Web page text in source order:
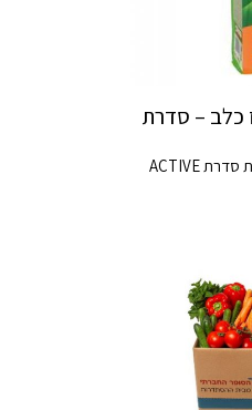
כלב – סדרת
ההשקה כוללת שתי סדרות מרכזיות סדרת ACTIVE